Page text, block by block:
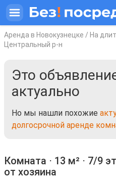
Аренда в Новокузнецке / На
Центральный р-н
Это
актуально
Но мы нашли похожие
долгосрочной аренде
Комната ⋅ 13 м² ⋅ 7/9
от хозяина